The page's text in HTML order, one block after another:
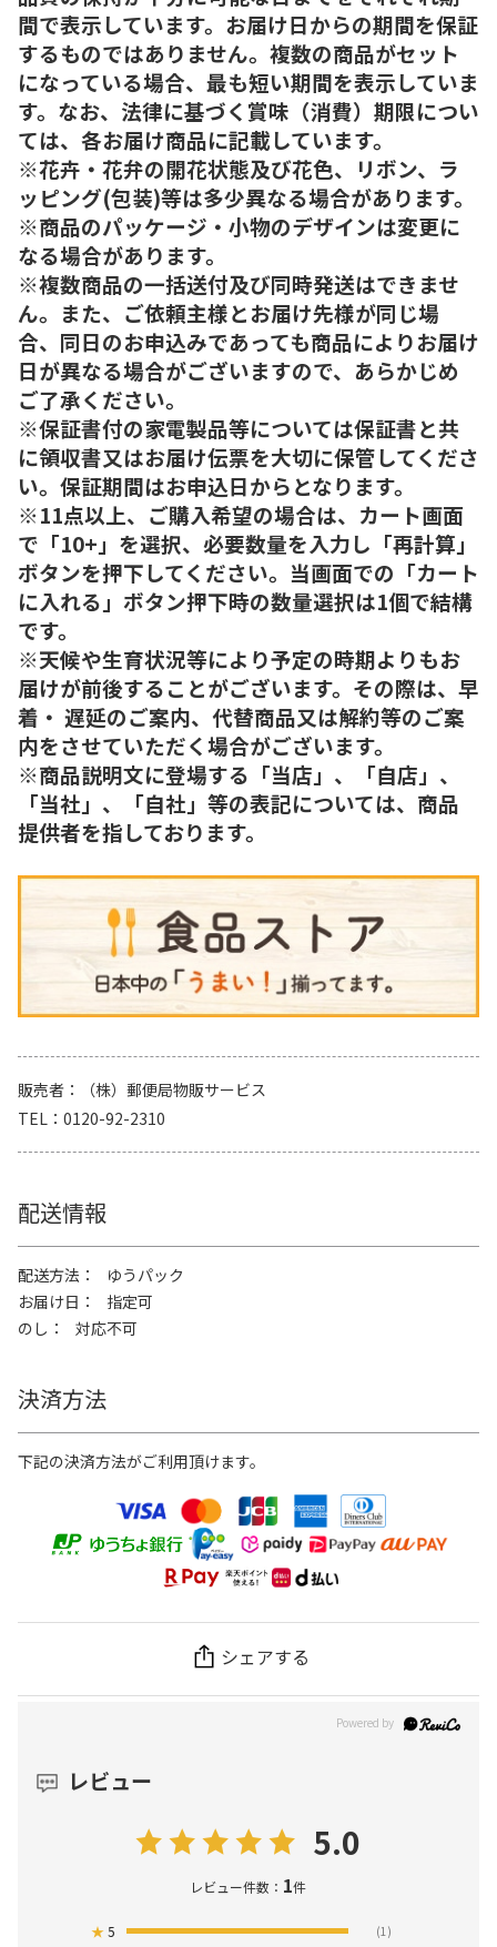
間で表示しています。お届け日からの期間を保証
するものではありません。複数の商品がセット
になっている場合、最も短い期間を表示していま
す。なお、法律に基づく賞味（消費）期限につい
ては、各お届け商品に記載しています。
※花卉・花弁の開花状態及び花色、リボン、ラ
ッピング(包装)等は多少異なる場合があります。
※商品のパッケージ・小物のデザインは変更に
なる場合があります。
※複数商品の一括送付及び同時発送はできませ
ん。また、ご依頼主様とお届け先様が同じ場
合、同日のお申込みであっても商品によりお届け
日が異なる場合がございますので、あらかじめ
ご了承ください。
※保証書付の家電製品等については保証書と共
に領収書又はお届け伝票を大切に保管してくださ
い。保証期間はお申込日からとなります。
※11点以上、ご購入希望の場合は、カート画面
で「10+」を選択、必要数量を入力し「再計算」
ボタンを押下してください。当画面での「カート
に入れる」ボタン押下時の数量選択は1個で結構
です。
※天候や生育状況等により予定の時期よりもお
届けが前後することがございます。その際は、早
着・ 遅延のご案内、代替商品又は解約等のご案
内をさせていただく場合がございます。
※商品説明文に登場する「当店」、「自店」、
「当社」、「自社」等の表記については、商品
提供者を指しております。
販売者
（株）郵便局物販サービス
TEL
0120-92-2310
配送情報
配送方法
ゆうパック
お届け日
指定可
のし
対応不可
決済方法
下記の決済方法がご利用頂けます。
シェアする
レビュー
5.0
レビュー件数： 1件
★5 (1)